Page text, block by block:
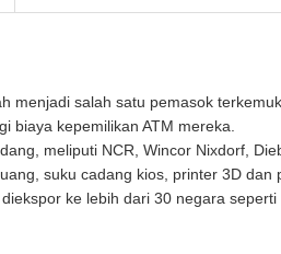
menjadi salah satu pemasok
biaya kepemilikan ATM mereka.
meliputi NCR, Wincor Nixdorf,
suku cadang kios, printer 3D
ke lebih dari 30 negara seperti